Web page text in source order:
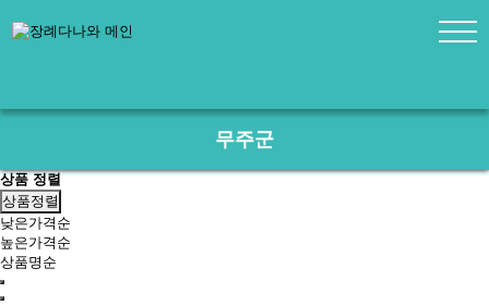
무주군
상품 정렬
상품정렬
낮은가격순
높은가격순
상품명순